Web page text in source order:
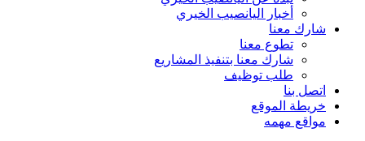
أخبار اليانصيب الخيري
شارك معنا
تطوع معنا
شارك معنا بتنفيذ المشاريع
طلب توظيف
اتصل بنا
خريطة الموقع
مواقع مهمه